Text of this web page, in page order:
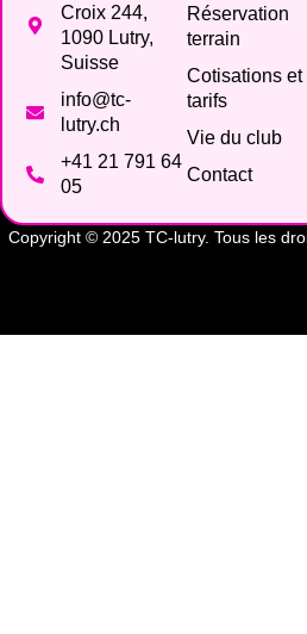
Croix 244,
1090 Lutry,
Suisse
info@tc-
lutry.ch
+41 21 791 64
05
Réservation
terrain
Cotisations et
tarifs
Vie du club
Contact
Copyright © 2025 TC-lutry. Tous les